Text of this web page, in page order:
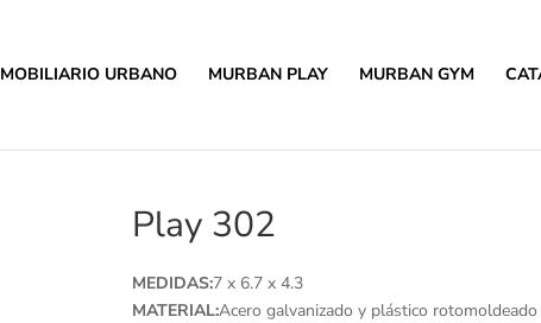
MOBILIARIO URBANO MURBAN PLAY MURBAN GYM
Play 302
MEDIDAS:7 x 6.7 x 4.3
MATERIAL:Acero galvanizado y plástico rotomoldeado